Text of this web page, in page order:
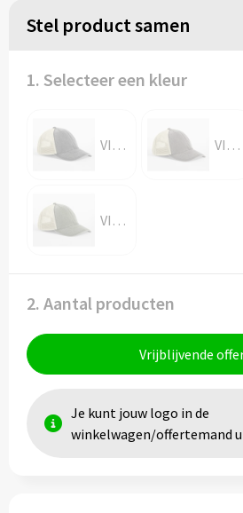
Stel product samen
1. Selecteer een kleur
VINTAGE BLACK/STONE VINTAGE BROWN/STONE
VINTAGE OLIVE/STONE
2. Aantal producten
Vrijblijvende
Je kunt jouw logo in de
winkelwagen/offertemand